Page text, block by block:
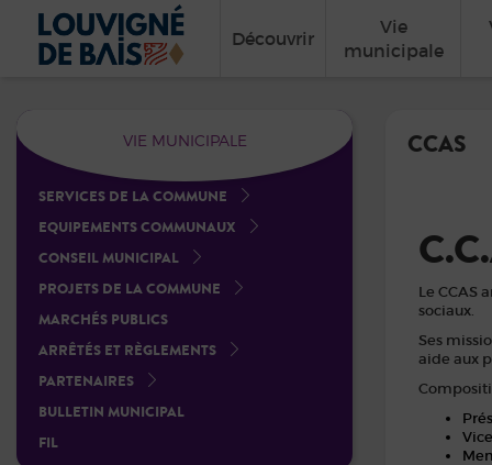
Découvrir
Vie
municipale
VIE MUNICIPALE
SERVICES DE LA COMMUNE
EQUIPEMENTS COMMUNAUX
CONSEIL MUNICIPAL
PROJETS DE LA COMMUNE
MARCHÉS PUBLICS
ARRÊTÉS ET RÈGLEMENTS
PARTENAIRES
BULLETIN MUNICIPAL
FIL
CCAS
Le CCAS
sociaux.
Ses
aide aux